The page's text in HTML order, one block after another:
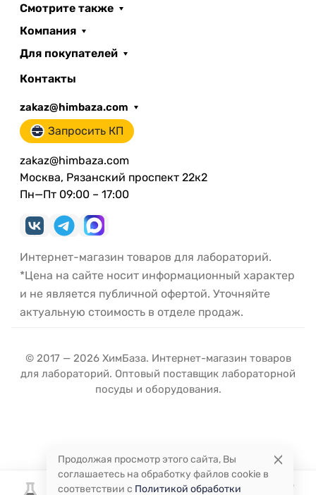
Смотрите также
Компания
Для покупателей
Контакты
zakaz@himbaza.com
Запросить КП
zakaz@himbaza.com
Москва, Рязанский проспект 22к2
Пн—Пт 09:00 – 17:00
Интернет-магазин товаров для лабораторий.
*Цена на сайте носит информационный характер
и не является публичной офертой. Уточняйте
актуальную стоимость в отделе продаж.
© 2017 — 2026 ХимБаза. Интернет-магазин товаров
для лабораторий. Оптовый поставщик лабораторной
посуды и оборудования.
Продолжая просмотр этого сайта, Вы
соглашаетесь на обработку файлов cookie в
соответствии с Политикой обработки